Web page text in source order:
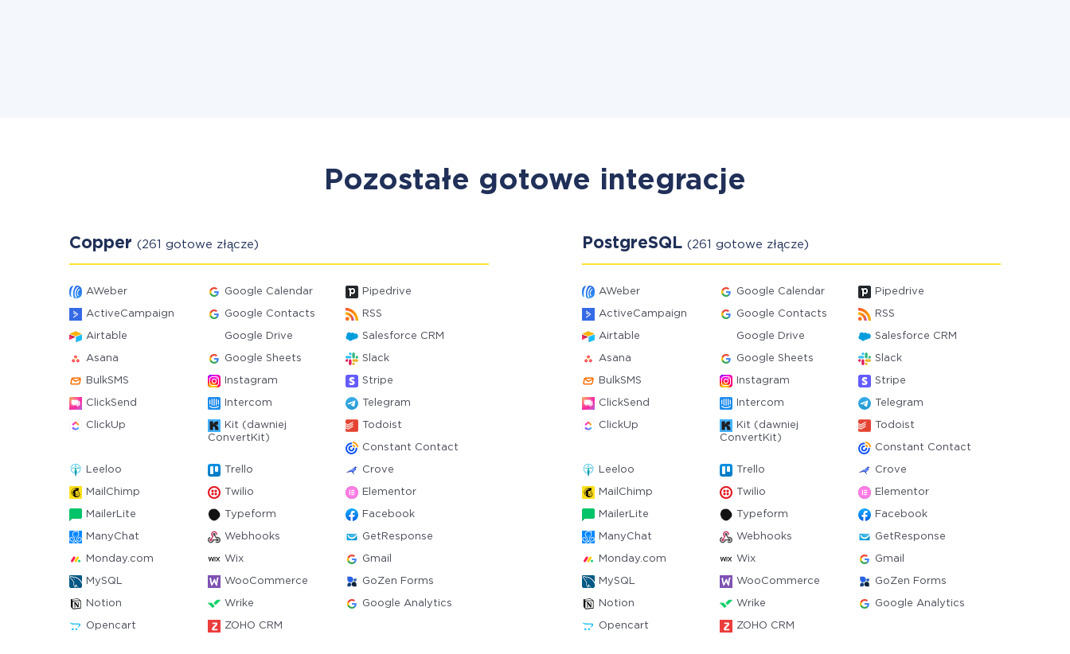
Pozostałe gotowe integracje
Copper (261 gotowe złącze)
AWeber Google Calendar Pipedrive
ActiveCampaign Google Contacts RSS
Airtable Google Drive Salesforce CRM
Asana Google Sheets Slack
BulkSMS Instagram Stripe
ClickSend Intercom Telegram
ClickUp
Kit (dawniej
ConvertKit)
Todoist
Constant Contact
Leeloo Trello Crove
MailChimp Twilio Elementor
MailerLite Typeform Facebook
ManyChat Webhooks GetResponse
Monday.com Wix Gmail
MySQL WooCommerce GoZen Forms
Notion Wrike Google Analytics
Opencart ZOHO CRM
PostgreSQL (261 gotowe złącze)
AWeber Google Calendar Pipedrive
ActiveCampaign Google Contacts RSS
Airtable Google Drive Salesforce CRM
Asana Google Sheets Slack
BulkSMS Instagram Stripe
ClickSend Intercom Telegram
ClickUp
Kit (dawniej
ConvertKit)
Todoist
Constant Contact
Leeloo Trello Crove
MailChimp Twilio Elementor
MailerLite Typeform Facebook
ManyChat Webhooks GetResponse
Monday.com Wix Gmail
MySQL WooCommerce GoZen Forms
Notion Wrike Google Analytics
Opencart ZOHO CRM